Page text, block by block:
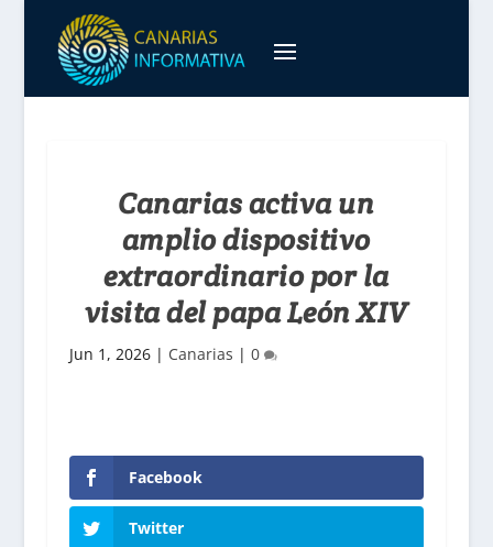
Canarias activa un
amplio dispositivo
extraordinario por la
visita del papa León XIV
Jun 1, 2026| Canarias | 0
Facebook
Twitter